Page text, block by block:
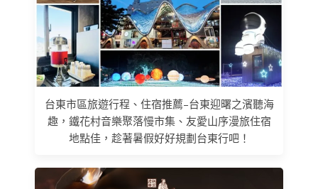
台東市區旅遊行程、住宿推薦–台東迎曙之濱聽海
趣，鐵花村音樂聚落慢市集、友愛山序漫旅住宿
地點佳，趁著暑假好好規劃台東行吧！